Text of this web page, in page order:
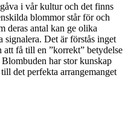
i vår kultur och det finns
blommor står för och
deras antal kan ge olika
Det är förstås inget
få till en ”korrekt” betydelse
det perfekta arrangemanget